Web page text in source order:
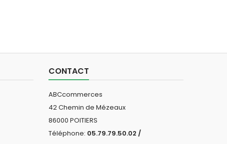
CONTACT
ABCcommerces
42 Chemin de Mézeaux
86000 POITIERS
Téléphone: 05.79.79.50.02 /